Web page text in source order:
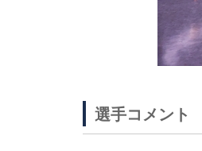
選手コメント